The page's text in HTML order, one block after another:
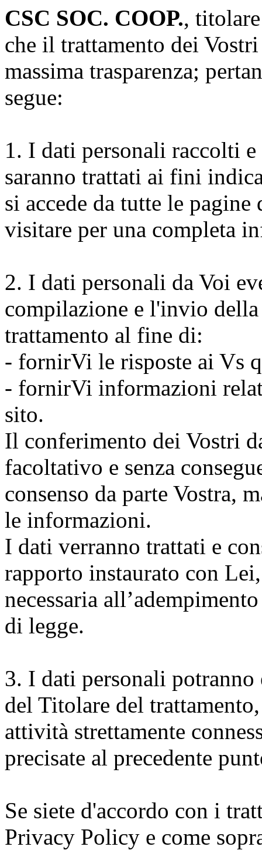
CSC SOC. COOP.,
che il trattamento dei
massima trasparenza;
segue:
1. I dati personali raccolti
saranno trattati ai fini
si accede da tutte le
visitare per una completa
2. I dati personali da Voi
compilazione e l'invio
trattamento al fine di:
- fornirVi le risposte ai Vs
- fornirVi informazioni
sito.
Il conferimento dei Vostri
facoltativo e senza
consenso da parte Vostra,
le informazioni.
I dati verranno trattati e
rapporto instaurato con
necessaria
di legge.
3. I dati personali
del Titolare del
attività strettamente
precisate al precedente
Se siete d'accordo con i
Privacy Policy e come